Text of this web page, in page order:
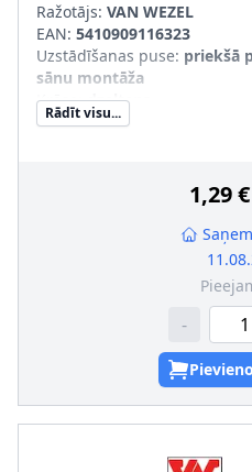
Ražotājs: VAN WEZEL
EAN: 5410909116323
Uzstādīšanas puse: priekšā
sānu montāža
Krāsa:dzeltens
SVHC:Nesatur SVHC vielas!
Rādīt visu...
1,29 €
-